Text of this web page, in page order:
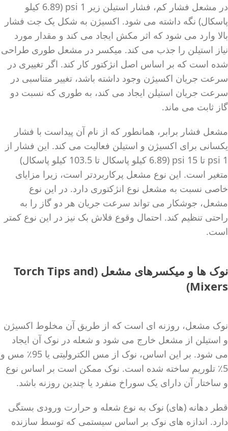
در مشعل فشار کم، فشار استیلن زیر 1 psi (6.89 کیلو
پاسکال) نگه داشته می شود. اکسیژن به شکل یک جت فشار
بالا وارد می شود که اثر مکش ایجاد می کند و مقدار مورد
نیاز استیلن را جذب می کند. میکسر در مشعل طوری طراحی
شده است که بر اساس اصل انژکتور کار کند. اگر تغییری در
سرعت جریان اکسیژن وجود داشته باشد، تغییر متناسبی در
سرعت جریان استیلن ایجاد می کند، به طوری که نسبت دو
گاز ثابت می ماند.
مشعل فشار برابر، همانطور که از نام آن پیداست با فشار
یکسانی برای اکسیژن و استیلن فعالیت می کند. این فشار از
1 psi تا 15 psi (6.89 کیلو پاسکال تا 103.5 کیلو پاسکال)
متغیر است. این نوع مشعل پرکاربردتر است، زیرا مزایای
خاصی نسبت به مشعل نوع انژکتوری دارد. در این نوع
مشعل، جوشکار می تواند سرعت جریان هر دو گاز را به
راحتی تنظیم کند. احتمال وقوع فلاش بک نیز در این نوع کمتر
است.
نوک ها و میکسرهای مشعل (Torch Tips and
Mixers)
نوک مشعل، روزنه ای است که از طریق آن مخلوط اکسیژن
و استیلن از مشعل خارج می شود و شعله در نوک آن ایجاد
می شود. بر این اساس، نوک از مس الکترولیتی یا 95٪ مس و
5٪ تلوریم ساخته شده است. نوک ممکن است بر اساس نوع
و ساختار آن دارای یک سوراخ منفرد یا چندین روزنه باشد.
قطر دهانه (های) نوک به نوع شعله و حرارت ورودی بستگی
دارد. اندازه های نوک بر اساس سیستمی که توسط سازنده